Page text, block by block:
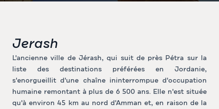
Jerash
L'ancienne ville de Jérash, qui suit de près Pétra sur la
liste des destinations préférées en Jordanie,
s'enorgueillit d'une chaîne ininterrompue d'occupation
humaine remontant à plus de 6 500 ans. Elle n'est située
qu'à environ 45 km au nord d'Amman et, en raison de la